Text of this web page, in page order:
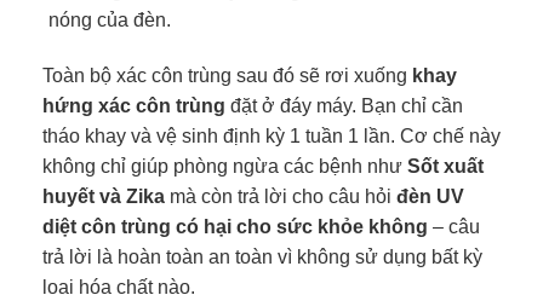
nóng của đèn.
Toàn bộ xác côn trùng sau đó sẽ rơi xuống khay
hứng xác côn trùng đặt ở đáy máy. Bạn chỉ cần
tháo khay và vệ sinh định kỳ 1 tuần 1 lần. Cơ chế này
không chỉ giúp phòng ngừa các bệnh như Sốt xuất
huyết và Zika mà còn trả lời cho câu hỏi đèn UV
diệt côn trùng có hại cho sức khỏe không – câu
trả lời là hoàn toàn an toàn vì không sử dụng bất kỳ
loại hóa chất nào.